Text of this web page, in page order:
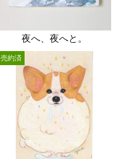
夜へ、夜へと。
売約済